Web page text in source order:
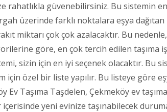
rahatlıkla güvenebilirsiniz. Bu sistemin
üzerinde farklı noktalara eşya
miktarı çok çok azalacaktır. Bu
göre, en çok tercih edilen taşıma
sizin için en iyi seçenek olacaktır. Bu
için özel bir liste yapılır. Bu listeye göre
Ev Taşıma Taşdelen, Çekmeköy ev
yeni evinize taşınabilecek